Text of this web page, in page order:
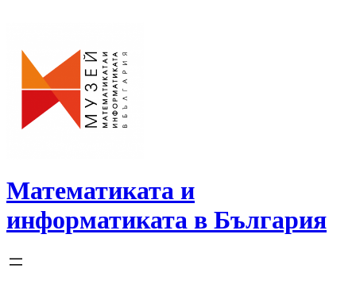
Математиката и
информатиката в България